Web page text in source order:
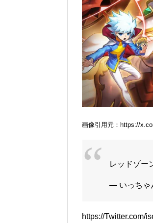
画像引用元：https://
レッドゾー
— いっちゃ
https://Twitter.com/